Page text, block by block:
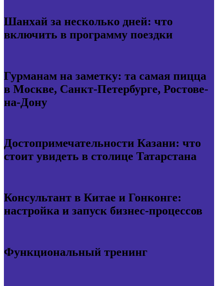
Шанхай за несколько дней: что
включить в программу поездки
Гурманам на заметку: та самая пицца
в Москве, Санкт-Петербурге, Ростове-
на-Дону
Достопримечательности Казани: что
стоит увидеть в столице Татарстана
Консультант в Китае и Гонконге:
настройка и запуск бизнес-процессов
Функциональный тренинг